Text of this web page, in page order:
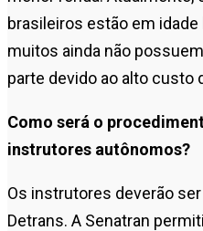
brasileiros estão em idade
muitos ainda não
parte devido ao alto custo
Como será o
instrutores autônomos?
Os instrutores deverão
Detrans. A Senatran